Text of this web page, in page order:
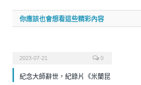
你應該也會想看這些精彩內容
2023-07-21 0
紀念大師辭世，紀錄片《米蘭昆